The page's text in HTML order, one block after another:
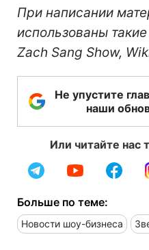
При написании
использованы
Zach Sang Show,
Не упустите
наши
Или читайте нас
Больше по теме:
Новости шоу-бизнеса